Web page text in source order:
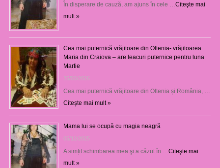
În disperare de cauză, am ajuns în cele … Citeşte mai
mult »
Cea mai puternică vrăjitoare din Oltenia- vrăjitoarea
Maria din Craiova – are leacuri puternice pentru luna
Martie
25/03/2026
Cea mai puternică vrăjitoare din Oltenia și România, …
Citeşte mai mult »
Mama lui se ocupă cu magia neagră
05/12/2025
A simțit schimbarea mea şi a căzut în … Citeşte mai
mult »